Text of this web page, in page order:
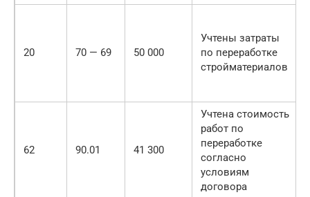
20 70 — 69 50 000
Учтены затраты
по переработке
стройматериалов
62 90.01 41 300
Учтена стоимость
работ по
переработке
согласно
условиям
договора